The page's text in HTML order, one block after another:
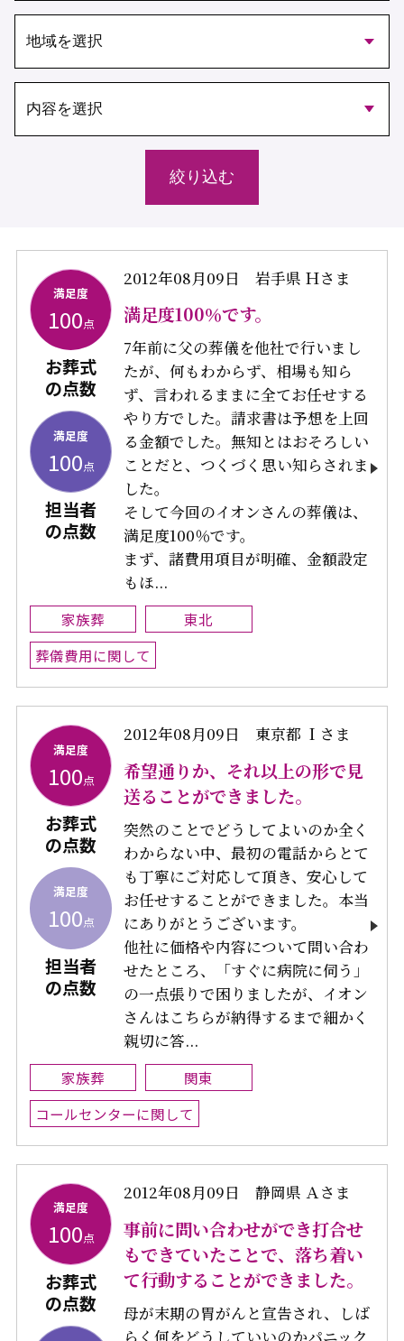
満足度
100点
お葬式
の点数
満足度
100点
担当者
の点数
2012年08月09日 岩手県 Ｈさま
満足度100％です。
7年前に父の葬儀を他社で行いまし
たが、何もわからず、相場も知ら
ず、言われるままに全てお任せする
やり方でした。請求書は予想を上回
る金額でした。無知とはおそろしい
ことだと、つくづく思い知らされま
した。
そして今回のイオンさんの葬儀は、
満足度100％です。
まず、諸費用項目が明確、金額設定
もほ...
家族葬
東北
葬儀費用に関して
満足度
100点
お葬式
の点数
満足度
100点
担当者
の点数
2012年08月09日 東京都 Ｉさま
希望通りか、それ以上の形で見
送ることができました。
突然のことでどうしてよいのか全く
わからない中、最初の電話からとて
も丁寧にご対応して頂き、安心して
お任せすることができました。本当
にありがとうございます。
他社に価格や内容について問い合わ
せたところ、「すぐに病院に伺う」
の一点張りで困りましたが、イオン
さんはこちらが納得するまで細かく
親切に答...
家族葬
関東
コールセンターに関して
満足度
100点
お葬式
の点数
2012年08月09日 静岡県 Ａさま
事前に問い合わせができ打合せ
もできていたことで、落ち着い
て行動することができました。
母が末期の胃がんと宣告され、しば
らく何をどうしていいのかパニック